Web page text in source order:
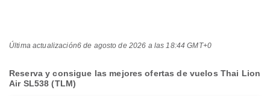
Última actualización6 de agosto de 2026 a las 18:44 GMT+0
Reserva y consigue las mejores ofertas de vuelos Thai Lion
Air SL538 (TLM)